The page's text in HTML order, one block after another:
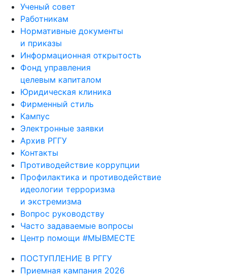
Работникам
Нормативные документы
и приказы
Информационная открытость
Фонд управления
целевым капиталом
Юридическая клиника
Фирменный стиль
Кампус
Электронные заявки
Архив РГГУ
Контакты
Противодействие коррупции
Профилактика и противодействие
идеологии терроризма
и экстремизма
Вопрос руководству
Часто задаваемые вопросы
Центр помощи #МЫВМЕСТЕ
ПОСТУПЛЕНИЕ В РГГУ
Приемная кампания 2026
Дни открытых дверей